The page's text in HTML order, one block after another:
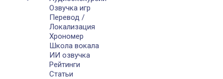
Озвучка игр
Перевод /
Локализация
Хрономер
Школа вокала
ИИ озвучка
Рейтинги
Статьи